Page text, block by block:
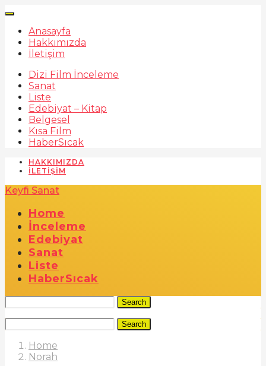
Anasayfa
Hakkımızda
İletişim
Dizi Film İnceleme
Sanat
Liste
Edebiyat – Kitap
Belgesel
Kısa Film
HaberSıcak
HAKKIMIZDA
İLETIŞIM
Keyfi Sanat
Home
İnceleme
Edebiyat
Sanat
Liste
HaberSıcak
Search
Search
Home
Norah